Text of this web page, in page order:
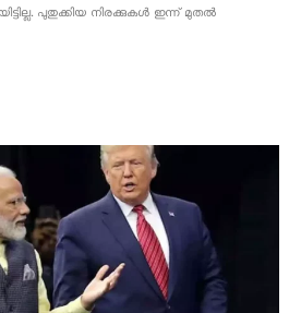
പുതുക്കിയ നിരക്കുകൾ ഇന്ന് മുതൽ